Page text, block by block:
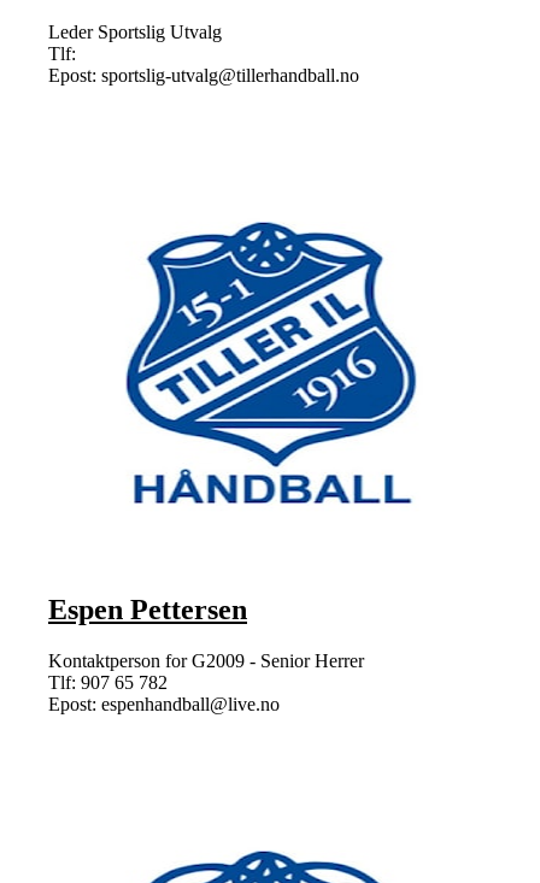
Leder Sportslig Utvalg
Tlf:
Epost: sportslig-utvalg@tillerhandball.no
Espen Pettersen
Kontaktperson for G2009 - Senior Herrer
Tlf: 907 65 782
Epost: espenhandball@live.no